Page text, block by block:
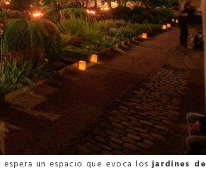
un espacio que evoca losjardines de